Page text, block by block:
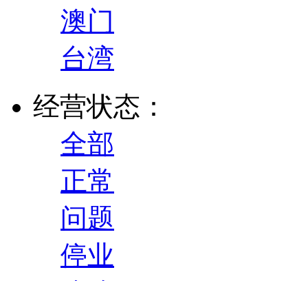
澳门
台湾
经营状态：
全部
正常
问题
停业